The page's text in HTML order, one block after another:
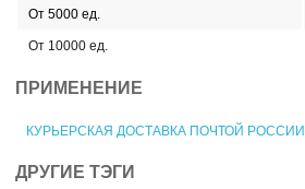
От 5000 ед.
От 10000 ед.
ПРИМЕНЕНИЕ
КУРЬЕРСКАЯ ДОСТАВКА ПОЧТОЙ РОССИИ
ДРУГИЕ ТЭГИ